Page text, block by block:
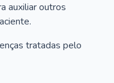
auxiliar outros
tratadas pelo